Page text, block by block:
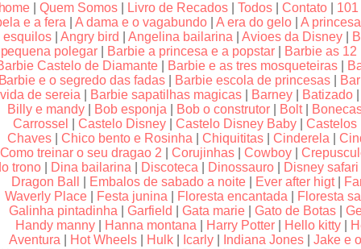
|Quem Somos Livro de Recados |Todos |Contato
e a fera
A dama e o vagabundo A era do gelo
A
esquilos
Angry bird Angelina bailarina Avioes da Disney
pequena polegar
Barbie a princesa e a popstar
Barbie as
Castelo de Diamante
Barbie e as tres mosqueteiras
e o segredo das fadas
Barbie escola de princesas
vida de sereia
Barbie sapatilhas magicas Barney Batizado
Billy e mandy
Bob esponja Bob o construtor Bolt|
Carrossel
|Castelo Disney |Castelo Disney Baby |Castelos
Chaves
Chico bento e Rosinha Chiquititas Cinderela
Como treinar o seu dragao 2 |Corujinhas |Cowboy |
trono
Dina bailarina Discoteca Dinossauro Disney safari
Dragon Ball
Embalos de sabado a noite Ever after higt|
Waverly Place
Festa junina Floresta encantada
Floresta
Galinha pintadinha |Garfield |Gata marie |Gato de Botas |
Handy manny
Hanna montana Harry Potter Hello kitty
Aventura
Hot Wheels Hulk Icarly Indiana Jones
Jake e